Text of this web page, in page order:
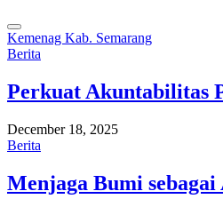
Kemenag Kab. Semarang
Berita
Perkuat Akuntabilitas
December 18, 2025
Berita
Menjaga Bumi